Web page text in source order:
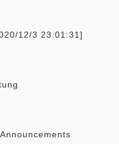
12/3 23:01:31]